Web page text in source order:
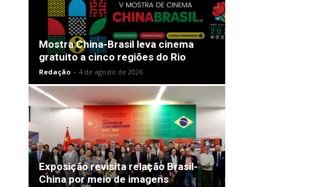
Mostra China-Brasil leva cinema
gratuito a cinco regiões do Rio
Redação - 4 de agosto de 2026
Exposição revisita relação Brasil-
China por meio de imagens